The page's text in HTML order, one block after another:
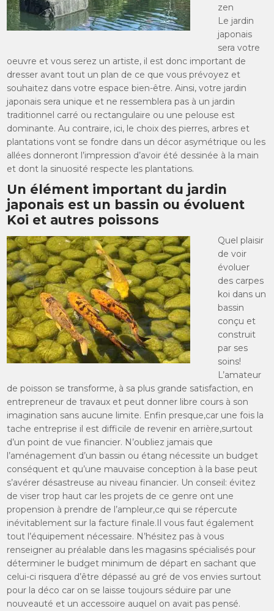
zen
Le jardin
japonais
sera votre
oeuvre et vous serez un artiste, il est donc important de
dresser avant tout un plan de ce que vous prévoyez et
souhaitez dans votre espace bien-être. Ainsi, votre jardin
japonais sera unique et ne ressemblera pas à un jardin
traditionnel carré ou rectangulaire ou une pelouse est
dominante. Au contraire, ici, le choix des pierres, arbres et
plantations vont se fondre dans un décor asymétrique ou les
allées donneront l’impression d’avoir été dessinée à la main
et dont la sinuosité respecte les plantations.
Un élément important du jardin
japonais est un bassin ou évoluent
Koi et autres poissons
Quel plaisir
de voir
évoluer
des carpes
koi dans un
bassin
conçu et
construit
par ses
soins!
L’amateur
de poisson se transforme, à sa plus grande satisfaction, en
entrepreneur de travaux et peut donner libre cours à son
imagination sans aucune limite. Enfin presque,car une fois la
tache entreprise il est difficile de revenir en arrière,surtout
d’un point de vue financier. N’oubliez jamais que
l’aménagement d’un bassin ou étang nécessite un budget
conséquent et qu’une mauvaise conception à la base peut
s’avérer désastreuse au niveau financier. Un conseil: évitez
de viser trop haut car les projets de ce genre ont une
propension à prendre de l’ampleur,ce qui se répercute
inévitablement sur la facture finale.Il vous faut également
tout l’équipement nécessaire. N’hésitez pas à vous
renseigner au préalable dans les magasins spécialisés pour
déterminer le budget minimum de départ en sachant que
celui-ci risquera d’être dépassé au gré de vos envies surtout
pour la déco car on se laisse toujours séduire par une
nouveauté et un accessoire auquel on avait pas pensé.